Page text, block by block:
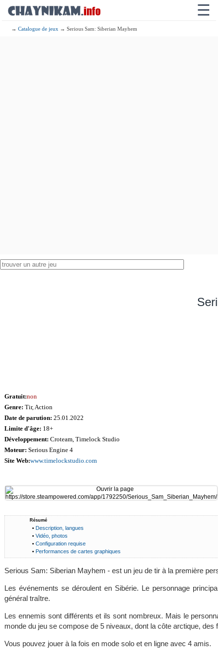
☰
→Catalogue de jeux → Serious Sam: Siberian Mayhem
Gratuit:non
Genre: Tir, Action
Date de parution: 25.01.2022
Limite d'âge: 18+
Développement: Croteam, Timelock Studio
Moteur: Serious Engine 4
Site Web:www.timelockstudio.com
Résumé
•Description, langues
•Vidéo, photos
•Configuration requise
•Performances de cartes graphiques
Serious Sam: Siberian Mayhem - est un jeu de tir à la première
Les événements se déroulent en Sibérie. Le personnage
général traître.
Les ennemis sont différents et ils sont nombreux. Mais le
monde du jeu se compose de 5 niveaux, dont la côte arctique,
Vous pouvez jouer à la fois en mode solo et en ligne avec 4 amis.